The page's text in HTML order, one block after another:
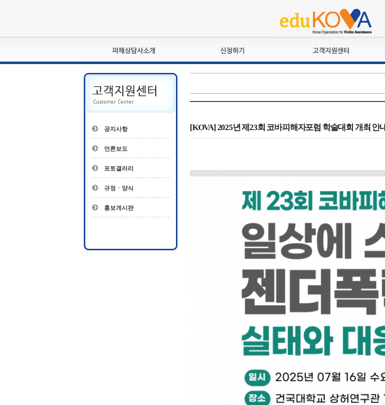
피해상담사란?
자격관리규정
상담사 자격증 확인
- 피해상담사 1급
- 전문수련감독자
- 전문수련기관
교육훈련
자격복원
공지사항
공지사항
언론보도
포토갤러리
규정ㆍ양식
홍보게시판
[KOVA] 2025년 제23회 코바피해자포럼 학술대회 개최 안